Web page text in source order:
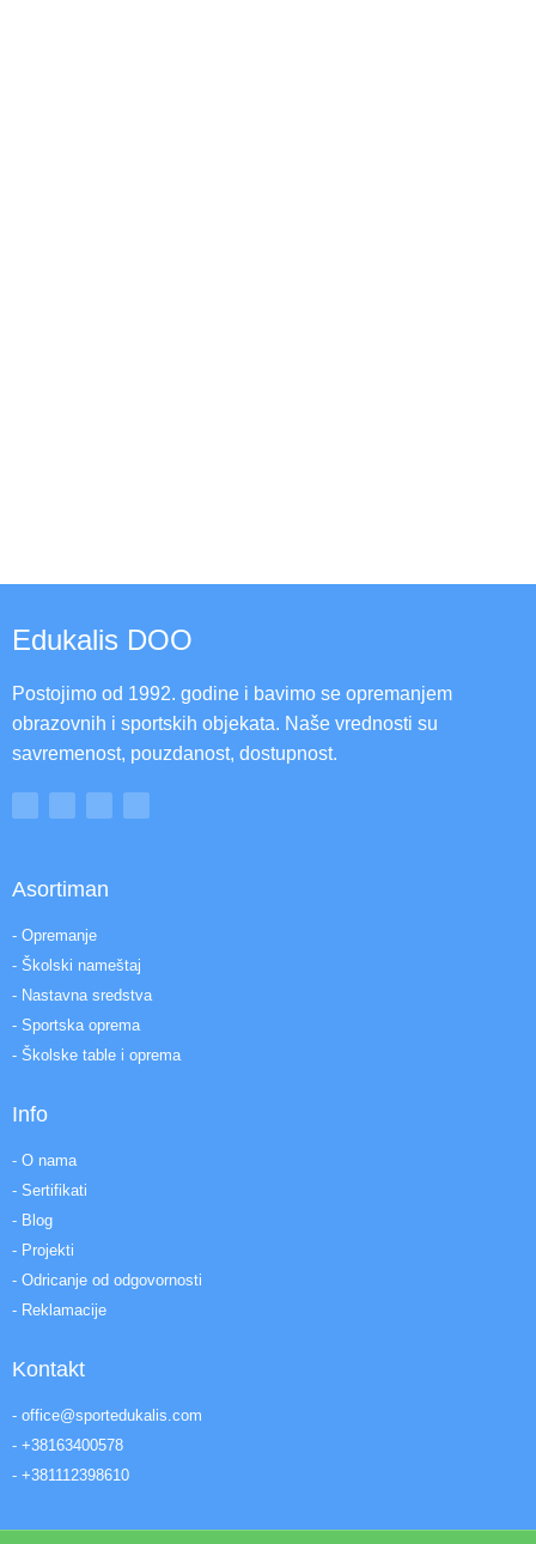
Edukalis DOO
Postojimo od 1992. godine i bavimo se opremanjem
obrazovnih i sportskih objekata. Naše vrednosti su
savremenost, pouzdanost, dostupnost.
Asortiman
- Opremanje
- Školski nameštaj
- Nastavna sredstva
- Sportska oprema
- Školske table i oprema
Info
- O nama
- Sertifikati
- Blog
- Projekti
- Odricanje od odgovornosti
- Reklamacije
Kontakt
- office@sportedukalis.com
- +38163400578
- +381112398610